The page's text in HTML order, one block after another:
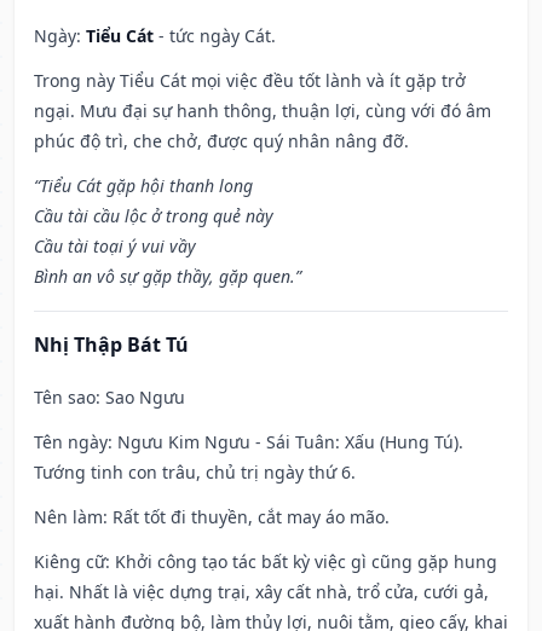
Ngày: Tiểu Cát - tức ngày Cát.
Trong này Tiểu Cát mọi việc đều tốt lành và ít gặp trở
ngại. Mưu đại sự hanh thông, thuận lợi, cùng với đó âm
phúc độ trì, che chở, được quý nhân nâng đỡ.
“Tiểu Cát gặp hội thanh long
Cầu tài cầu lộc ở trong quẻ này
Cầu tài toại ý vui vầy
Bình an vô sự gặp thầy, gặp quen.”
Nhị Thập Bát Tú
Tên sao: Sao Ngưu
Tên ngày: Ngưu Kim Ngưu - Sái Tuân: Xấu (Hung Tú).
Tướng tinh con trâu, chủ trị ngày thứ 6.
Nên làm: Rất tốt đi thuyền, cắt may áo mão.
Kiêng cữ: Khởi công tạo tác bất kỳ việc gì cũng gặp hung
hại. Nhất là việc dựng trại, xây cất nhà, trổ cửa, cưới gả,
xuất hành đường bộ, làm thủy lợi, nuôi tằm, gieo cấy, khai